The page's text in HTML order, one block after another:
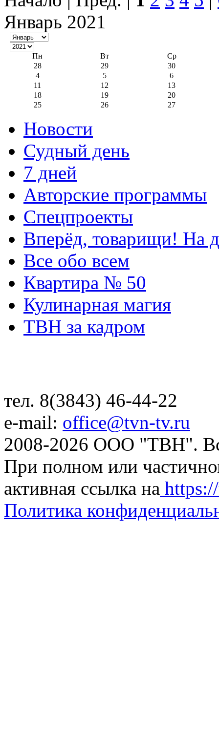
Январь 2021
Пн Вт
Ср
28
29
30
4
5
6
11
12
13
18
19
20
25
26 27
Новости
Судный день
7 дней
Авторские программы
Спецпроекты
Вперёд, товарищи! На
Все обо всем
Квартира № 50
Кулинарная магия
ТВН за кадром
тел. 8(3843) 46-44-22
e-mail: office@tvn-tv.ru
2008-2026 ООО "ТВН".
При полном или
активная ссылка на
Политика